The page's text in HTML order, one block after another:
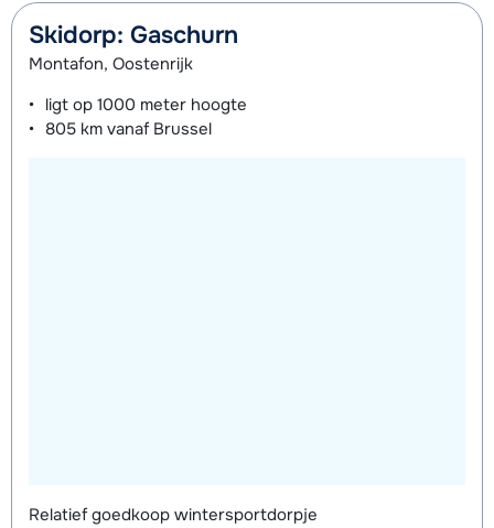
Zilver Snowboard + Boots (8 dagen) € 212,50
Zilver Snowboard (8 dagen)
Zilver Boots (8 dagen)
Skidorp: Gaschurn
Montafon, Oostenrijk
ligt op 1000 meter hoogte
805 km vanaf Brussel
Relatief goedkoop wintersportdorpje